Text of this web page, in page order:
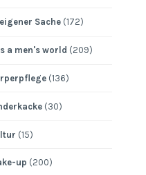
Sache(172)
a men's world (209)
(136)
(30)
(15)
up (200)